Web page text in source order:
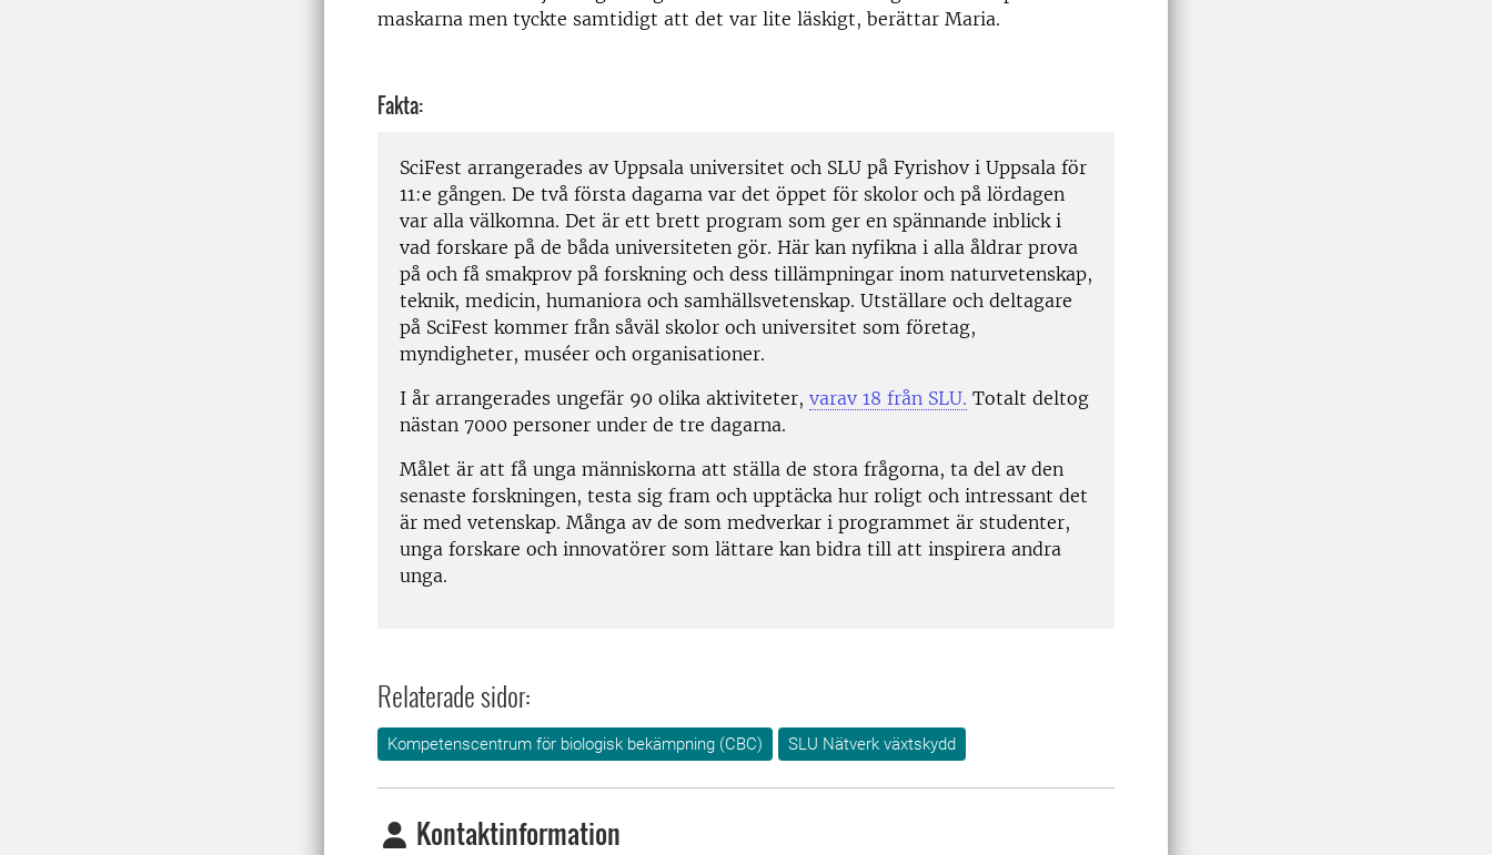
maskarna men tyckte samtidigt att det var lite läskigt, berättar Maria.
Fakta:
SciFest arrangerades av Uppsala universitet och SLU på Fyrishov i Uppsala för
11:e gången. De två första dagarna var det öppet för skolor och på lördagen
var alla välkomna. Det är ett brett program som ger en spännande inblick i
vad forskare på de båda universiteten gör. Här kan nyfikna i alla åldrar prova
på och få smakprov på forskning och dess tillämpningar inom naturvetenskap,
teknik, medicin, humaniora och samhällsvetenskap. Utställare och deltagare
på SciFest kommer från såväl skolor och universitet som företag,
myndigheter, muséer och organisationer.
I år arrangerades ungefär 90 olika aktiviteter, varav 18 från SLU. Totalt deltog
nästan 7000 personer under de tre dagarna.
Målet är att få unga människorna att ställa de stora frågorna, ta del av den
senaste forskningen, testa sig fram och upptäcka hur roligt och intressant det
är med vetenskap. Många av de som medverkar i programmet är studenter,
unga forskare och innovatörer som lättare kan bidra till att inspirera andra
unga.
Relaterade sidor:
Kompetenscentrum för biologisk bekämpning (CBC) SLU Nätverk växtskydd
Kontaktinformation